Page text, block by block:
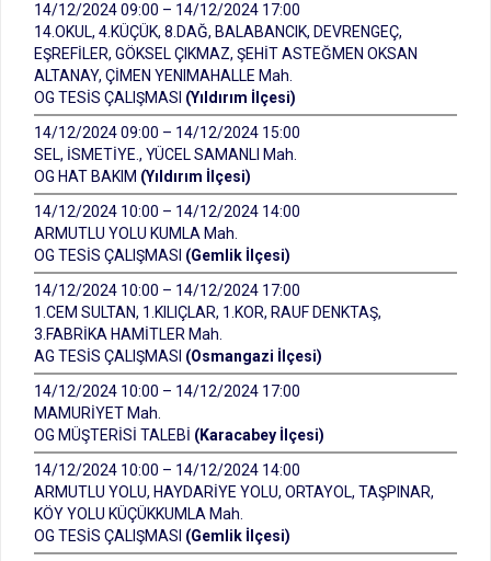
14/12/2024 09:00 – 14/12/2024 17:00
14.OKUL, 4.KÜÇÜK, 8.DAĞ, BALABANCIK, DEVRENGEÇ,
EŞREFİLER, GÖKSEL ÇIKMAZ, ŞEHİT ASTEĞMEN OKSAN
ALTANAY, ÇİMEN YENIMAHALLE Mah.
OG TESİS ÇALIŞMASI (Yıldırım İlçesi)
14/12/2024 09:00 – 14/12/2024 15:00
SEL, İSMETİYE., YÜCEL SAMANLI Mah.
OG HAT BAKIM (Yıldırım İlçesi)
14/12/2024 10:00 – 14/12/2024 14:00
ARMUTLU YOLU KUMLA Mah.
OG TESİS ÇALIŞMASI (Gemlik İlçesi)
14/12/2024 10:00 – 14/12/2024 17:00
1.CEM SULTAN, 1.KILIÇLAR, 1.KOR, RAUF DENKTAŞ,
3.FABRİKA HAMİTLER Mah.
AG TESİS ÇALIŞMASI (Osmangazi İlçesi)
14/12/2024 10:00 – 14/12/2024 17:00
MAMURİYET Mah.
OG MÜŞTERİSİ TALEBİ (Karacabey İlçesi)
14/12/2024 10:00 – 14/12/2024 14:00
ARMUTLU YOLU, HAYDARİYE YOLU, ORTAYOL, TAŞPINAR,
KÖY YOLU KÜÇÜKKUMLA Mah.
OG TESİS ÇALIŞMASI (Gemlik İlçesi)